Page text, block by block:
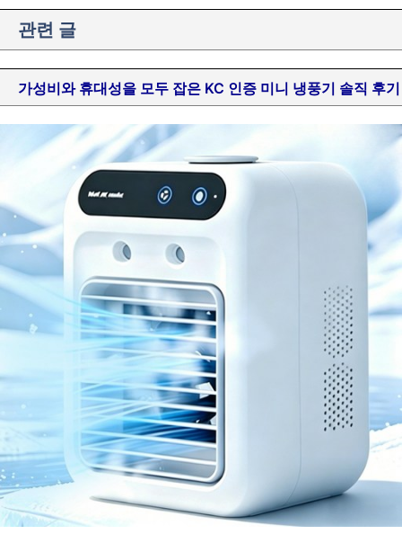
관련 글
가성비와 휴대성을 모두 잡은 KC 인증 미니 냉풍기 솔직 후기